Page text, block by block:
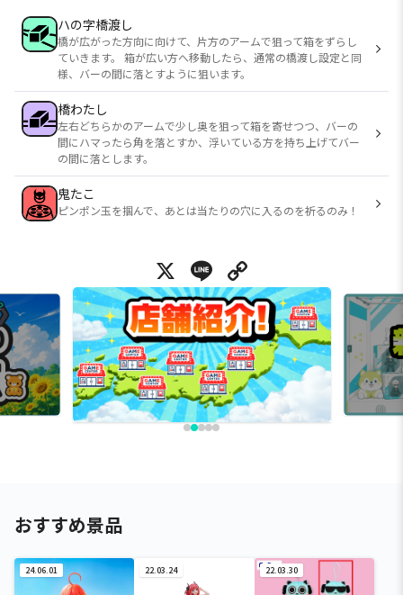
ハの字橋渡し
橋が広がった方向に向けて、片方のアームで狙って箱をずらし
ていきます。 箱が広い方へ移動したら、通常の橋渡し設定と同
様、バーの間に落とすように狙います。
橋わたし
左右どちらかのアームで少し奥を狙って箱を寄せつつ、バーの
間にハマったら角を落とすか、浮いている方を持ち上げてバー
の間に落とします。
鬼たこ
ピンポン玉を掴んで、あとは当たりの穴に入るのを祈るのみ！
X Line
おすすめ景品
24.06.01 22.03.24 22.03.30